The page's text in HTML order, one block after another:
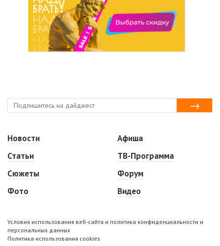
Новости
Статьи
Сюжеты
Фото
Афиша
ТВ-Программа
Форум
Видео
Условия использования веб-сайта и политика конфиденциальности и
персональных данных
Политика использования cookies